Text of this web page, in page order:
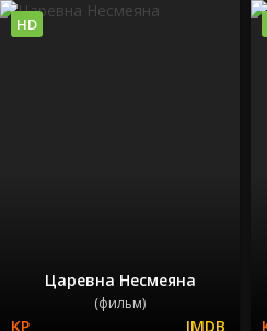
Царевна Несмеяна
(фильм)
HD